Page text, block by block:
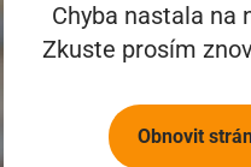
Chyba nastala na
Zkuste prosím
Obnovit